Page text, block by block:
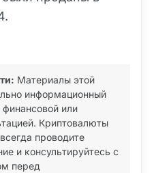
Материалы этой
информационный
или
Криптовалюты
проводите
и консультируйтесь с
перед